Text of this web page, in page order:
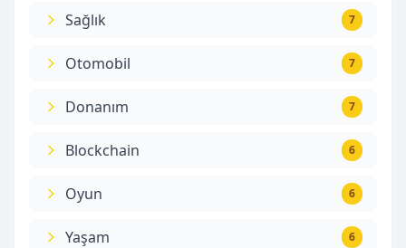
Sağlık 7
Otomobil 7
Donanım 7
Blockchain 6
Oyun 6
Yaşam 6